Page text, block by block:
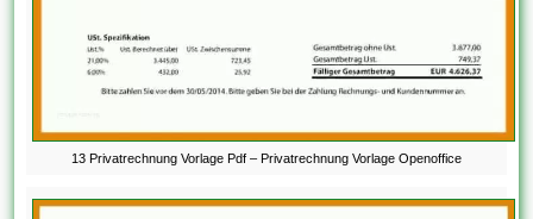
13 Privatrechnung Vorlage Pdf – Privatrechnung Vorlage Openoffice